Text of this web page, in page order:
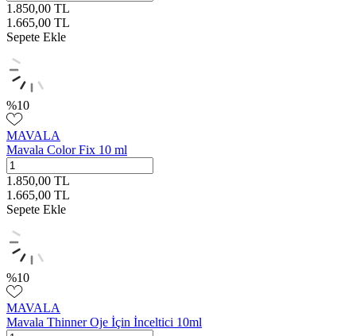
1.850,00 TL
1.665,00 TL
Sepete Ekle
%10
MAVALA
Mavala Color Fix 10 ml
1.850,00 TL
1.665,00 TL
Sepete Ekle
%10
MAVALA
Mavala Thinner Oje İçin İnceltici 10ml